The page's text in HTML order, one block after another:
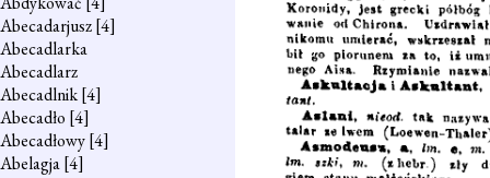
Abecadarjusz[4]
Abecadlarka
Abecadlarz
Abecadlnik[4]
Abecadło [4]
Abecadłowy[4]
Abelagja[4]